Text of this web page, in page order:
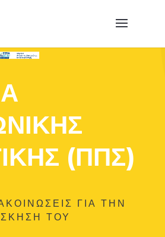
(ΠΠΣ)
ΓΙΑ ΤΗΝ
ΤΟΥ